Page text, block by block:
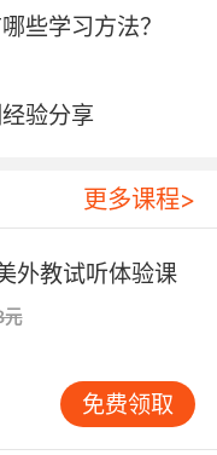
自己孩子的英语
定孩子的学习频
语学习“夹生饭”
学习的知识就马
英语学习频次才
子都有自己的性
学习方法都适用
子平常学习中遇
些学习方法？
验分享
更多课程>
外教试听体验课
元
免费领取